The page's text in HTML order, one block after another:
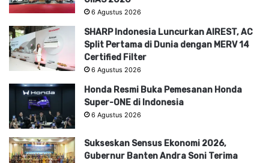
6 Agustus 2026
SHARP Indonesia Luncurkan AIREST, AC
Split Pertama di Dunia dengan MERV 14
Certified Filter
6 Agustus 2026
Honda Resmi Buka Pemesanan Honda
Super-ONE di Indonesia
6 Agustus 2026
Sukseskan Sensus Ekonomi 2026,
Gubernur Banten Andra Soni Terima